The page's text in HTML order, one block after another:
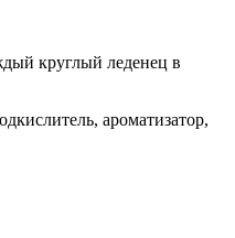
круглый леденец в
ароматизатор,